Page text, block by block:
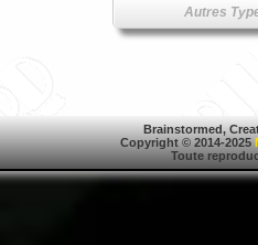
Autres
Brainstormed,
Copyright © 2014-2025
Toute